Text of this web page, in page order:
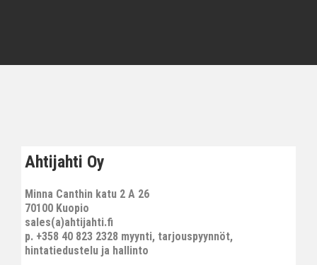
Ahtijahti Oy
Minna Canthin katu 2 A 26
70100 Kuopio
sales(a)ahtijahti.fi
p. +358 40 823 2328 myynti, tarjouspyynnöt,
hintatiedustelu ja hallinto